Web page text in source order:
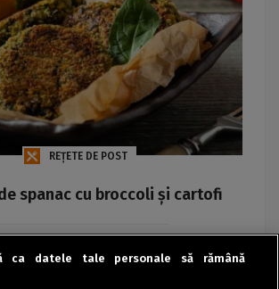
REȚETE DE POST
spanac cu broccoli și cartofi
ca datele tale personale să rămână